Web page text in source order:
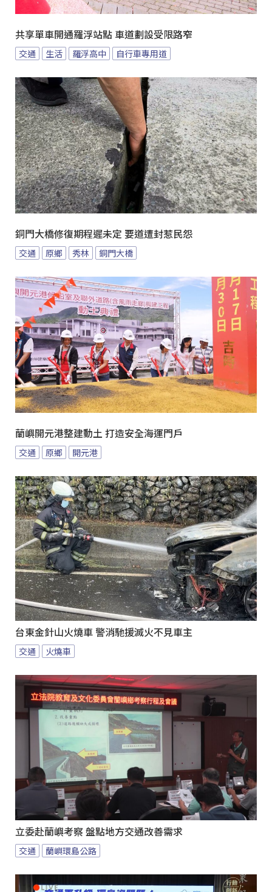
共享單車開通羅浮站點 車道劃設受限路窄
交通 生活 羅浮高中 自行車專用道
銅門大橋修復期程遲未定 要道遭封惹民怨
交通 原鄉 秀林 銅門大橋
蘭嶼開元港整建動土 打造安全海運門戶
交通 原鄉 開元港
台東金針山火燒車 警消馳援滅火不見車主
交通 火燒車
立委赴蘭嶼考察 盤點地方交通改善需求
交通 蘭嶼環島公路